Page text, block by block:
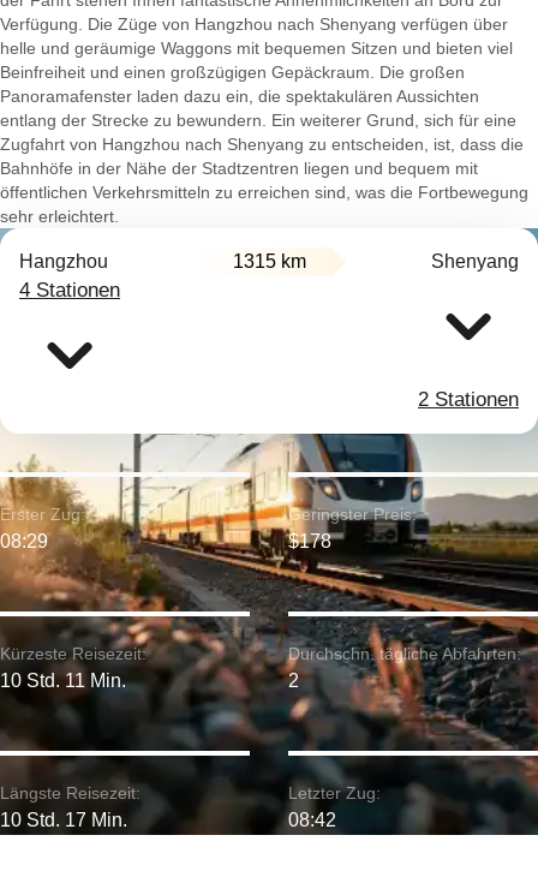
Verfügung. Die Züge von Hangzhou nach Shenyang verfügen über
helle und geräumige Waggons mit bequemen Sitzen und bieten viel
Beinfreiheit und einen großzügigen Gepäckraum. Die großen
Panoramafenster laden dazu ein, die spektakulären Aussichten
entlang der Strecke zu bewundern. Ein weiterer Grund, sich für eine
Zugfahrt von Hangzhou nach Shenyang zu entscheiden, ist, dass die
Bahnhöfe in der Nähe der Stadtzentren liegen und bequem mit
öffentlichen Verkehrsmitteln zu erreichen sind, was die Fortbewegung
sehr erleichtert.
Hangzhou 1315 km Shenyang
4 Stationen
2 Stationen
Kürzeste Reisezeit:
10 Std. 11 Min.
Erster Zug:
08:29
Längste Reisezeit:
10 Std. 17 Min.
Geringster Preis:
$178
Durchschn. tägliche Abfahrten:
2
Letzter Zug:
08:42